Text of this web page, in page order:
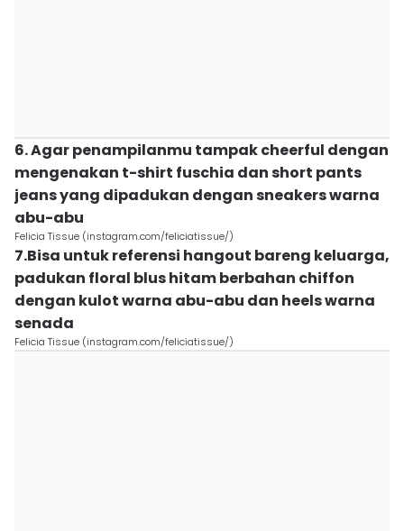
6. Agar penampilanmu tampak cheerful dengan
mengenakan t-shirt fuschia dan short pants
jeans yang dipadukan dengan sneakers warna
abu-abu
Felicia Tissue (instagram.com/feliciatissue/)
7.Bisa untuk referensi hangout bareng keluarga,
padukan floral blus hitam berbahan chiffon
dengan kulot warna abu-abu dan heels warna
senada
Felicia Tissue (instagram.com/feliciatissue/)